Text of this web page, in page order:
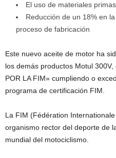
El uso de materiales
Reducción de un 18% en
proceso de fabricación
Este nuevo aceite de motor ha
los demás productos Motul
POR LA FIM» cumpliendo o
programa de certificación FIM.
La FIM (Fédération
organismo rector del deporte de
mundial del motociclismo.